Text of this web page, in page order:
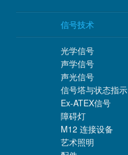
信号技术
光学信号
声学信号
声光信号
信号塔与状态指示
Ex-ATEX信号
障碍灯
M12 连接设备
艺术照明